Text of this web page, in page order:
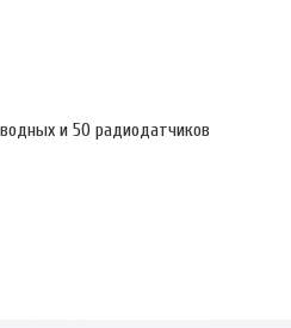
и 50 радиодатчиков